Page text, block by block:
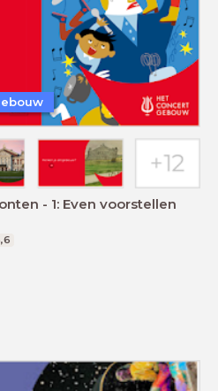
- 1: Even voorstellen